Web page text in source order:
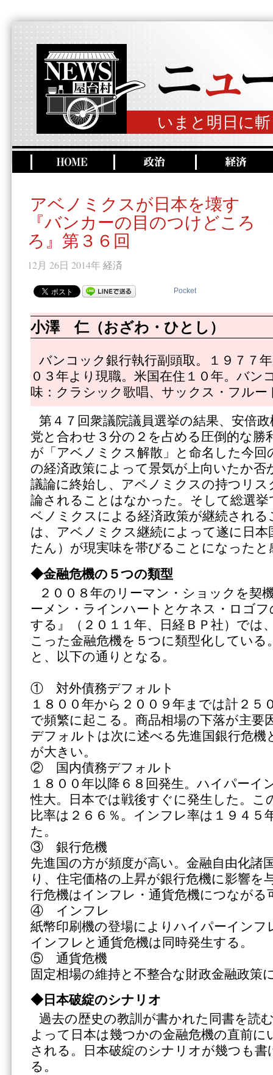
いまと明日に
アベノミクスが日本を壊す
『バンカーの目のつけどころ
ろ』第３６回
12月 26日 2014年 経済
Pocket
小澤 仁（おざわ・ひとし）
バンコック銀行執行副頭取。１９７７
０３年より現職。米国在住１０年。バン
味：クラシック歌唱、サックス・フルー
第４７回衆議院議員選挙の結果、安倍
党と合わせ３分の２を占める圧倒的な勝
が「アベノミクス解散」と命名した今回
の経済政策によって景気が上向いたか否
議論に終始し、アベノミクスの持つリ
論されることはなかった。そして総選
ベノミクスによる経済政策が継続され
は、アベノミクス継続によって遂に日本
たん）が現実味を帯びることになった
◆金融危機の５つの類型
２００８年のリーマン・ショックを契
ーメン・ラインハートとケネス・ロゴフ
する』（２０１１年、日経ＢＰ社）では
こった金融危機を５つに類型化している
と、以下の通りとなる。
① 対外債務デフォルト
１８００年から２００９年までは計２５
で頻繁に起こる。商品相場の下落が主要
デフォルトは次に述べる先進国銀行危機
が大きい。
② 国内債務デフォルト
１８００年以降６８回発生。ハイパーイ
性大。日本では戦後すぐに発生した。こ
比率は２６６％。インフレ率は１９４５
た。
③ 銀行危機
先進国の方が頻度が高い。金融自由化諸
り、住宅価格の上昇が銀行危機に影響を
行危機はインフレ・通貨危機につながる
④ インフレ
紙幣印刷機の登場によりハイパーインフ
インフレと通貨危機は同時発生する。
⑤ 通貨危機
固定相場の維持と不整合な財政金融政策
◆日本破綻のシナリオ
過去の歴史の教訓が書かれた同書を読
よって日本は幾つかの金融危機の直前に
される。日本破綻のシナリオが幾つも
る。